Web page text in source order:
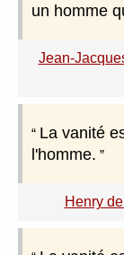
un homme
Jean-
La vanité
l'homme.
Henry